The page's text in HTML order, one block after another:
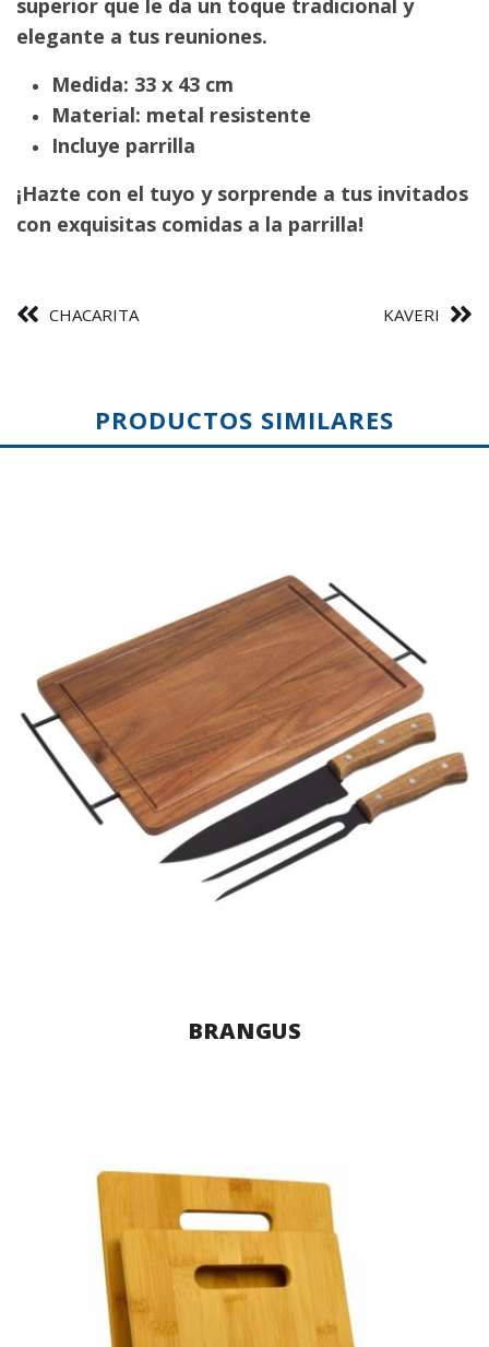
superior que le da un toque tradicional y
elegante a tus reuniones.
Medida: 33 x 43 cm
Material: metal resistente
Incluye parrilla
¡Hazte con el tuyo y sorprende a tus invitados
con exquisitas comidas a la parrilla!
CHACARITA KAVERI
PRODUCTOS SIMILARES
BRANGUS